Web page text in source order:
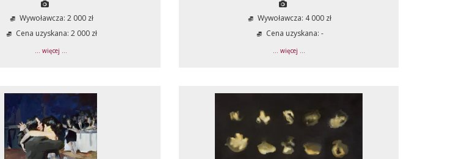
Wywoławcza: 2 000 zł
Cena uzyskana: 2 000 zł
... więcej ...
Wywoławcza: 4 000 zł
Cena uzyskana: -
... więcej ...